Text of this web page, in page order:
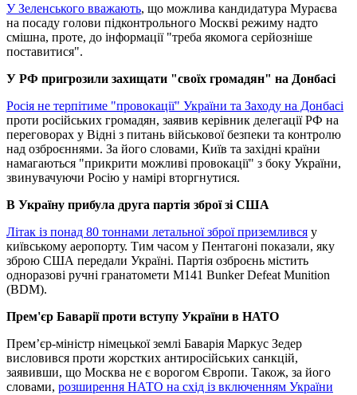
У Зеленського вважають, що можлива кандидатура Мураєва
на посаду голови підконтрольного Москві режиму надто
смішна, проте, до інформації "треба якомога серйозніше
поставитися".
У РФ пригрозили захищати "своїх громадян" на Донбасі
Росія не терпітиме "провокації" України та Заходу на Донбасі
проти російських громадян, заявив керівник делегації РФ на
переговорах у Відні з питань військової безпеки та контролю
над озброєннями. За його словами, Київ та західні країни
намагаються "прикрити можливі провокації" з боку України,
звинувачуючи Росію у намірі вторгнутися.
В Україну прибула друга партія зброї зі США
Літак із понад 80 тоннами летальної зброї приземлився у
київському аеропорту. Тим часом у Пентагоні показали, яку
зброю США передали Україні. Партія озброєнь містить
одноразові ручні гранатомети M141 Bunker Defeat Munition
(BDM).
Прем'єр Баварії проти вступу України в НАТО
Прем’єр-міністр німецької землі Баварія Маркус Зедер
висловився проти жорстких антиросійських санкцій,
заявивши, що Москва не є ворогом Європи. Також, за його
словами, розширення НАТО на схід із включенням України